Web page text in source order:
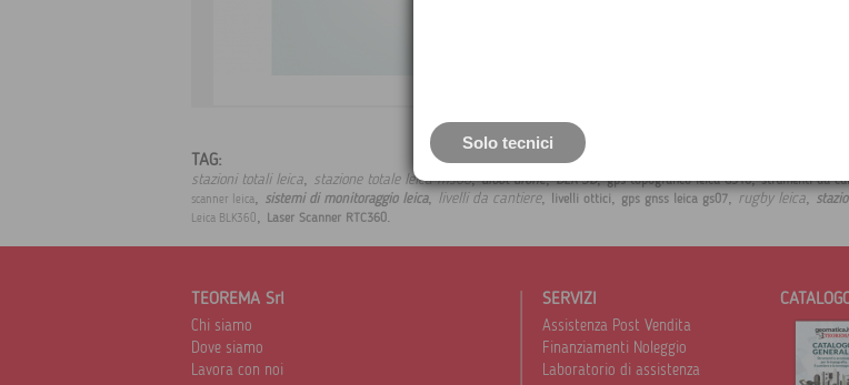
TAG:
stazioni totali leica, stazione totale leica ms60,aibot drone,BLK 3D,gps topografico leica GS16,strumenti da
scanner leica, sistemi di monitoraggio leica, livelli da cantiere, livelli ottici, gps gnss leica gs07, rugby leica,
Leica BLK360, Laser Scanner RTC360.
TEOREMA Srl
Chi siamo
Dove siamo
Lavora con noi
SERVIZI
Assistenza Post Vendita
Finanziamenti Noleggio
Laboratorio di assistenza
Solo tecnici